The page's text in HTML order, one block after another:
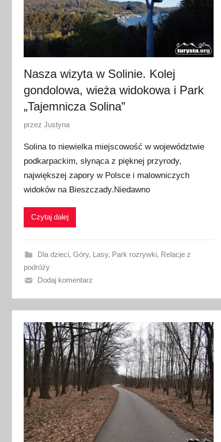
Nasza wizyta w Solinie. Kolej
gondolowa, wieża widokowa i Park
„Tajemnicza Solina”
O
u
b
l
i
w
n
o
3
ź
d
z
n
i
k
przez Justyna
Solina to niewielka miejscowość w województwie
podkarpackim, słynąca z pięknej przyrody,
największej zapory w Polsce i malowniczych
widoków na Bieszczady.Niedawno
Czytaj dalej
Dla dzieci, Góry, Lasy, Park rozrywki, Relacje z
podróży
Dodaj komentarz